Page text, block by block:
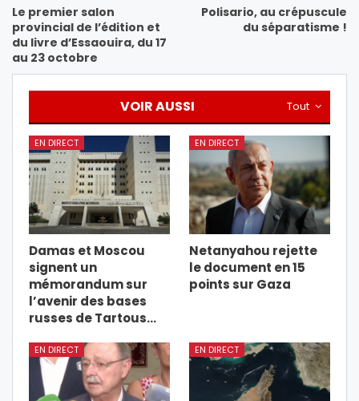
Le premier salon
provincial de l’édition et
du livre d’Essaouira, du 17
au 23 octobre
Polisario, au crépuscule
du séparatisme !
Tout
VOIR AUSSI
EN DIRECT
Damas et Moscou
signent un
mémorandum sur
l’avenir des bases
russes de Tartous…
EN DIRECT
Netanyahou rejette
le document en 15
points sur Gaza
EN DIRECT EN DIRECT